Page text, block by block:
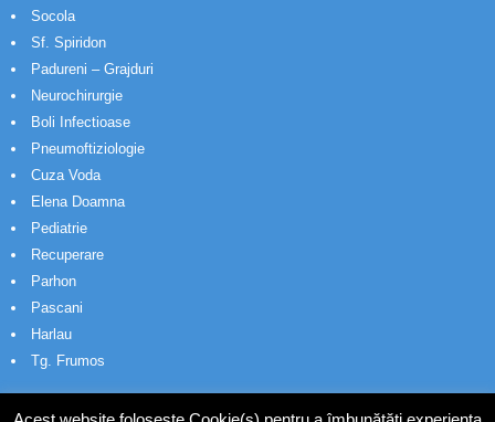
Socola
Sf. Spiridon
Padureni – Grajduri
Neurochirurgie
Boli Infectioase
Pneumoftiziologie
Cuza Voda
Elena Doamna
Pediatrie
Recuperare
Parhon
Pascani
Harlau
Tg. Frumos